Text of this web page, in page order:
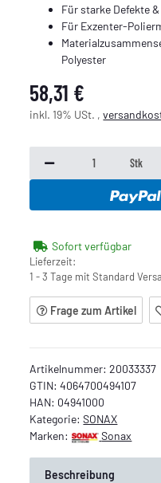
Für starke Defekte
Für
Polyester
58,31 €
inkl. 19% USt. ,
Stk
Sofort verfügbar
Lieferzeit:
1 - 3 Tage mit Standard
Frage zum Artikel
Artikelnummer:20033337
GTIN: 4064700494107
HAN: 04941000
Kategorie:SONAX
Marken:
Sonax
Beschreibung